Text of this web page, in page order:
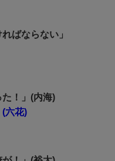
ばならない」
た！」(内海)
(六花)